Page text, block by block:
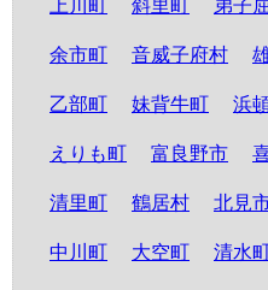
上川町 斜里町 弟子
余市町 音威子府村
乙部町 妹背牛町 浜
えりも町 富良野市
清里町 鶴居村 北見
中川町 大空町 清水